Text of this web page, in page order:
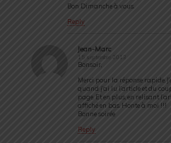
Bon Dimanche à vous.
Reply
Jean-Marc
15 septembre 2013
Bonsoir,
Merci pour la réponse rapide.
quand j’ai lu l’article et du
page. Et en plus, en relisant
affiché en bas. Honte à moi !!!
Bonne soirée
Reply